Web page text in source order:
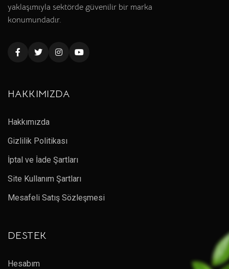
yaklaşımıyla sektörde güvenilir bir marka
konumundadır.
HAKKIMIZDA
Hakkımızda
Gizlilik Politikası
İptal ve İade Şartları
Site Kullanım Şartları
Mesafeli Satış Sözleşmesi
DESTEK
Hesabım